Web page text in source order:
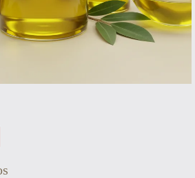
sua beleza de forma natural!
Use o cupom PRIMEIRA15 e